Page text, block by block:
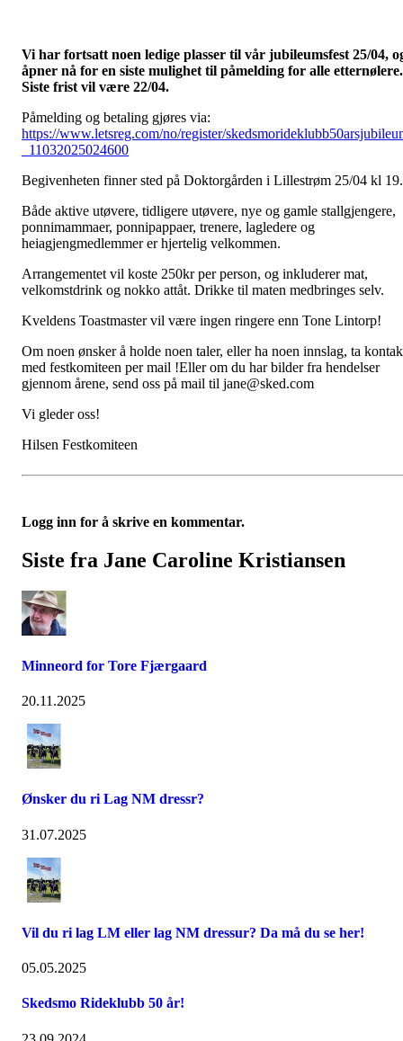
Vi har fortsatt noen ledige plasser til vår jubileumsfest 25/04,
åpner nå for en siste mulighet til påmelding for alle etternølere.
Siste frist vil være 22/04.
Påmelding og betaling gjøres via:
https://www.letsreg.com/no/register/
_11032025024600
Begivenheten finner sted på Doktorgården i Lillestrøm 25/04 kl 19.
Både aktive utøvere, tidligere utøvere, nye og gamle stallgjengere,
ponnimammaer, ponnipappaer, trenere, lagledere og
heiagjengmedlemmer er hjertelig velkommen.
Arrangementet vil koste 250kr per person, og inkluderer mat,
velkomstdrink og nokko attåt. Drikke til maten medbringes selv.
Kveldens Toastmaster vil være ingen ringere enn Tone Lintorp!
Om noen ønsker å holde noen taler, eller ha noen innslag, ta
med festkomiteen per mail !Eller om du har bilder fra hendelser
gjennom årene, send oss på mail til jane@sked.com
Vi gleder oss!
Hilsen Festkomiteen
Logg inn for å skrive en kommentar.
Siste fra Jane Caroline Kristiansen
Minneord for Tore Fjærgaard
20.11.2025
Ønsker du ri Lag NM dressr?
31.07.2025
Vil du ri lag LM eller lag NM dressur? Da må du se her!
05.05.2025
Skedsmo Rideklubb 50 år!